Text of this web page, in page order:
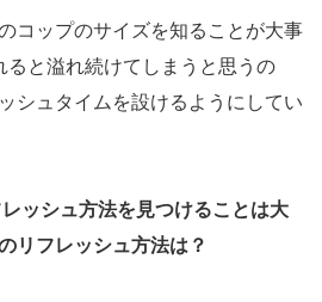
コップのサイズを知ることが大事
と溢れ続けてしまうと思うの
シュタイムを設けるようにしてい
ッシュ方法を見つけることは大
リフレッシュ方法は？